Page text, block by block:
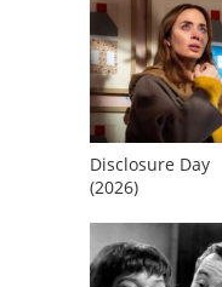
Disclosure Day
(2026)